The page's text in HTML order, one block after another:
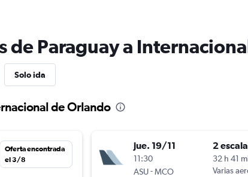
de Paraguay a
Solo ida
de Orlando
Oferta encontrada
el 3/8
jue. 19/11
11:30
ASU-MCO
2
32 h 41
Varias